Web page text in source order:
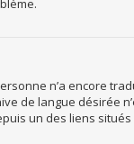
n’a encore
de langue
un des liens